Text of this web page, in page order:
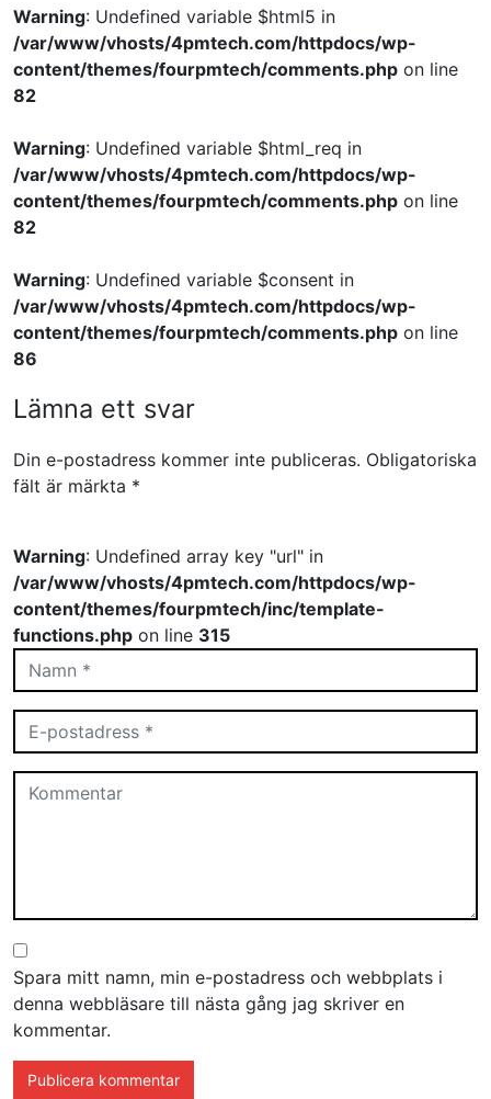
Warning: Undefined variable $html5 in
/var/www/vhosts/4pmtech.com/httpdocs/wp-
content/themes/fourpmtech/comments.php on line
82
Warning: Undefined variable $html_req in
/var/www/vhosts/4pmtech.com/httpdocs/wp-
content/themes/fourpmtech/comments.php on line
82
Warning: Undefined variable $consent in
/var/www/vhosts/4pmtech.com/httpdocs/wp-
content/themes/fourpmtech/comments.php on line
86
Lämna ett svar
Din e-postadress kommer inte publiceras. Obligatoriska
fält är märkta *
Warning: Undefined array key "url" in
/var/www/vhosts/4pmtech.com/httpdocs/wp-
content/themes/fourpmtech/inc/template-
functions.php on line 315
Spara mitt namn, min e-postadress och webbplats i
denna webbläsare till nästa gång jag skriver en
kommentar.